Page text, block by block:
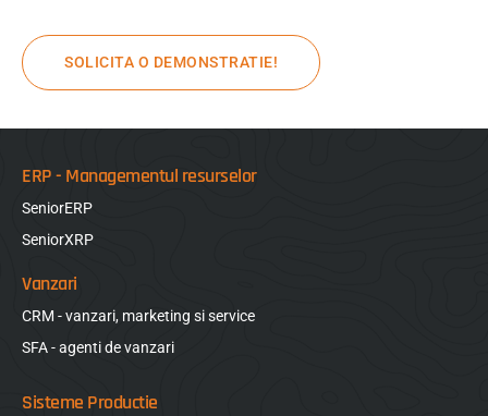
SOLICITA O DEMONSTRATIE!
ERP - Managementul resurselor
SeniorERP
SeniorXRP
Vanzari
CRM - vanzari, marketing si service
SFA - agenti de vanzari
Sisteme Productie